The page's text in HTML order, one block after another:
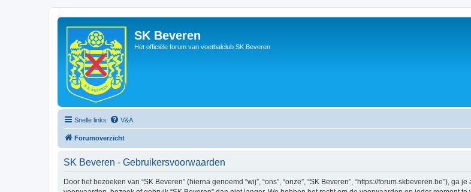
SK Beveren
Het officiële forum van voetbalclub SK Beveren
Snelle links V&A
Forumoverzicht
SK Beveren - Gebruikersvoorwaarden
Door het bezoeken van “SK Beveren” (hierna genoemd “wij”, “ons”, “onze”, “SK Beveren”, “https://forum.skbeveren.be”),